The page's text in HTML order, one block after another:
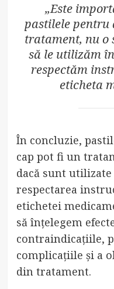
„Este
pastilele pentru
tratament, nu o
să le utilizăm
respectăm
eticheta
În concluzie,
cap pot fi un
dacă sunt
respectarea
etichetei
să înțelegem
contraindicațiile,
complicațiile și a
din tratament.